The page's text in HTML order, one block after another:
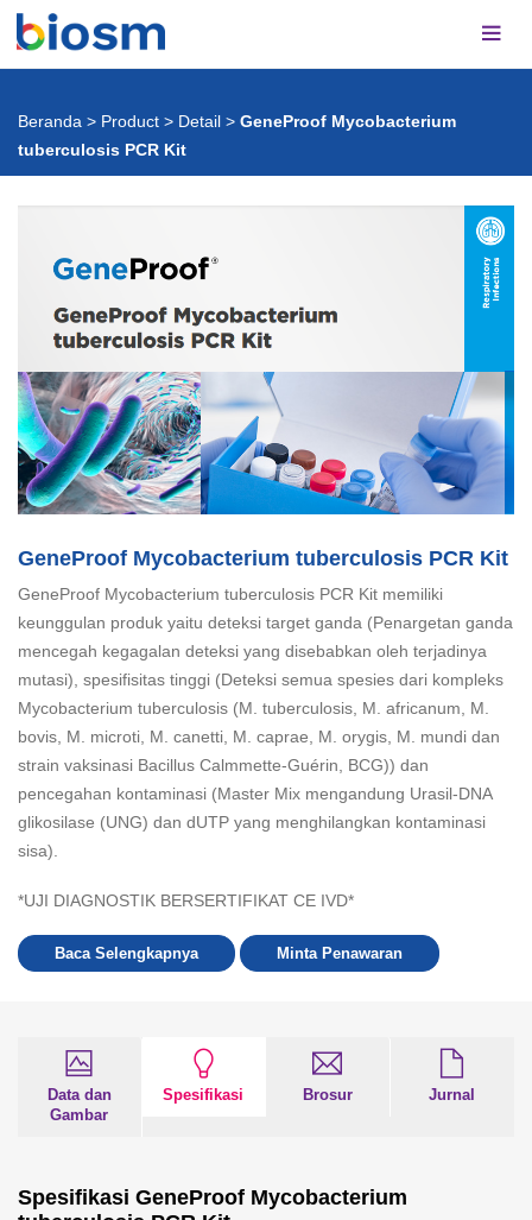
Beranda > Product > Detail > GeneProof Mycobacterium
tuberculosis PCR Kit
GeneProof Mycobacterium tuberculosis PCR Kit
GeneProof Mycobacterium tuberculosis PCR Kit memiliki
keunggulan produk yaitu deteksi target ganda (Penargetan ganda
mencegah kegagalan deteksi yang disebabkan oleh terjadinya
mutasi), spesifisitas tinggi (Deteksi semua spesies dari kompleks
Mycobacterium tuberculosis (M. tuberculosis, M. africanum, M.
bovis, M. microti, M. canetti, M. caprae, M. orygis, M. mundi dan
strain vaksinasi Bacillus Calmmette-Guérin, BCG)) dan
pencegahan kontaminasi (Master Mix mengandung Urasil-DNA
glikosilase (UNG) dan dUTP yang menghilangkan kontaminasi
sisa).
*UJI DIAGNOSTIK BERSERTIFIKAT CE IVD*
Baca Selengkapnya Minta Penawaran
Data dan
Gambar
Spesifikasi Brosur Jurnal
Spesifikasi GeneProof Mycobacterium